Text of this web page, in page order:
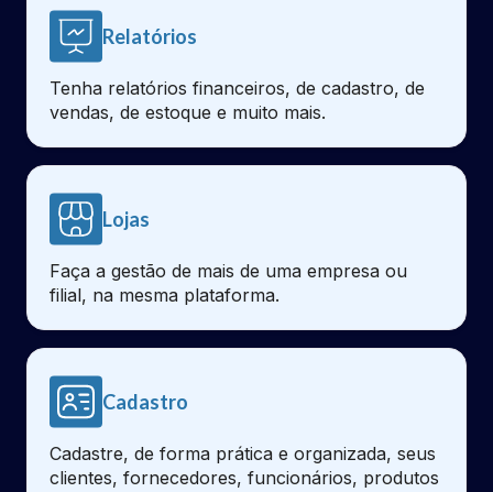
Relatórios
Tenha relatórios financeiros, de cadastro, de
vendas, de estoque e muito mais.
Lojas
Faça a gestão de mais de uma empresa ou
filial, na mesma plataforma.
Cadastro
Cadastre, de forma prática e organizada, seus
clientes, fornecedores, funcionários, produtos